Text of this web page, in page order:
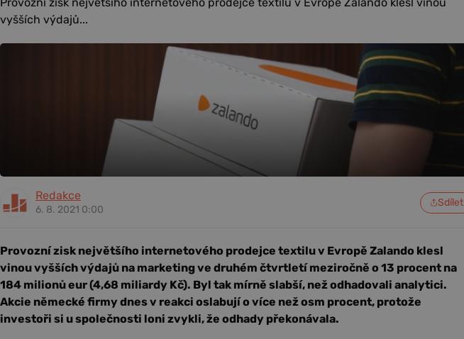
vyšších výdajů...
Redakce
6. 8. 2021 0:00
Sdílet
Provozní zisk největšího internetového prodejce textilu v Evropě Zalando klesl
vinou vyšších výdajů na marketing ve druhém čtvrtletí meziročně o 13 procent na
184 milionů eur (4,68 miliardy Kč). Byl tak mírně slabší, než odhadovali analytici.
Akcie německé firmy dnes v reakci oslabují o více než osm procent, protože
investoři si u společnosti loni zvykli, že odhady překonávala.